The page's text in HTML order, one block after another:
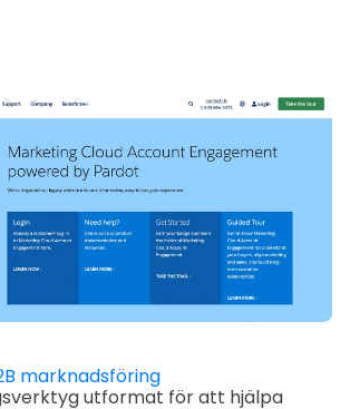
marknadsföring
utformat för att hjälpa